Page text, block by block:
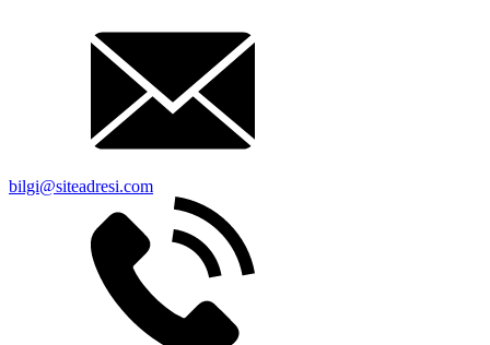
bilgi@siteadresi.com